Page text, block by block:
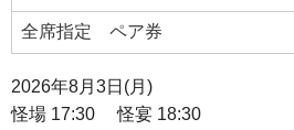
全席指定　ペア券
2026年8月3日(月)
怪場 17:30 怪宴 18:30